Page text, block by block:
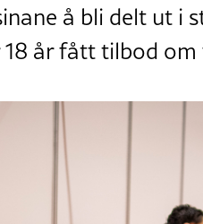
å bli delt ut i
år fått tilbod